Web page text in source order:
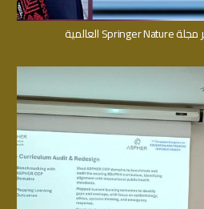
انضمام د. منى حميد إلى هيئة تحرير مجلة Springer Nature العالمية